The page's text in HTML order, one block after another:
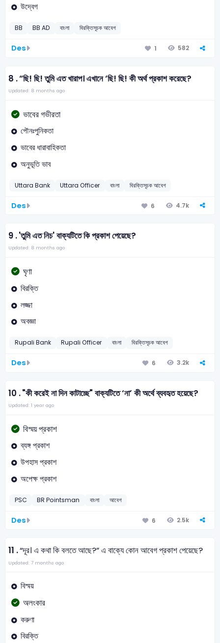
উদ্বেগ
BB BB AD বাংলা বিরক্তিসূচক আবেগ
Des 1 582
8 .“ছি! ছি! তুমি এত খারাপ। এখানে ‘ছি! ছি! কী অর্থ প্রকাশ করেছে?
Updated: 8 months ago
ভাবের গভীরতা
পৌনঃপুনিকতা
ভাবের ধারাবাহিকতা
অনুভূতি ভাব
Uttara Bank Uttara Officer বাংলা বিরক্তিসূচক আবেগ
Des 6 4.7k
9 .'তুমি এত নিচ' বাক্যটিতে কি প্রকাশ পেয়েছে?
Updated: 8 months ago
ঘৃণা
বিরক্তি
লজ্জা
অবজ্ঞা
Rupali Bank Rupali Officer বাংলা বিরক্তিসূচক আবেগ
Des 6 3.2k
10 ."কী করেই না দিন কাটাচ্ছে" বাক্যটিতে ‘না’ কী অর্থে ব্যবহৃত হয়েছে?
Updated: 1 year ago
বিস্ময় প্রকাশ
ব্যঙ্গ প্রকাশ
উপহাস প্রকাশ
অপেক্ষ প্রকাশ
PSC BR Pointsman বাংলা আবেগ
Des 6 2.5k
11 .“দূর। এ কথা কি বলতে আছে?” এ বাক্যে কোন আবেগ প্রকাশ পেয়েছে?
Updated: 7 months ago
বিস্ময়
অলংকার
করুণা
বিরক্তি